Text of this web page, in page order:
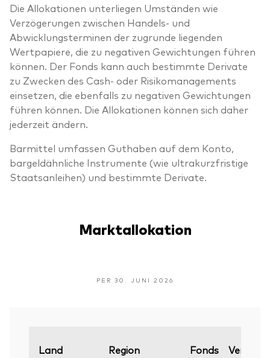
Die Allokationen unterliegen Umständen wie
Verzögerungen zwischen Handels- und
Abwicklungsterminen der zugrunde liegenden
Wertpapiere, die zu negativen Gewichtungen führen
können. Der Fonds kann auch bestimmte Derivate
zu Zwecken des Cash- oder Risikomanagements
einsetzen, die ebenfalls zu negativen Gewichtungen
führen können. Die Allokationen können sich daher
jederzeit ändern.
Barmittel umfassen Guthaben auf dem Konto,
bargeldähnliche Instrumente (wie ultrakurzfristige
Staatsanleihen) und bestimmte Derivate.
Marktallokation
PER 30. JUNI 2026
Land Region Fonds